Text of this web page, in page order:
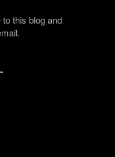
this blog and